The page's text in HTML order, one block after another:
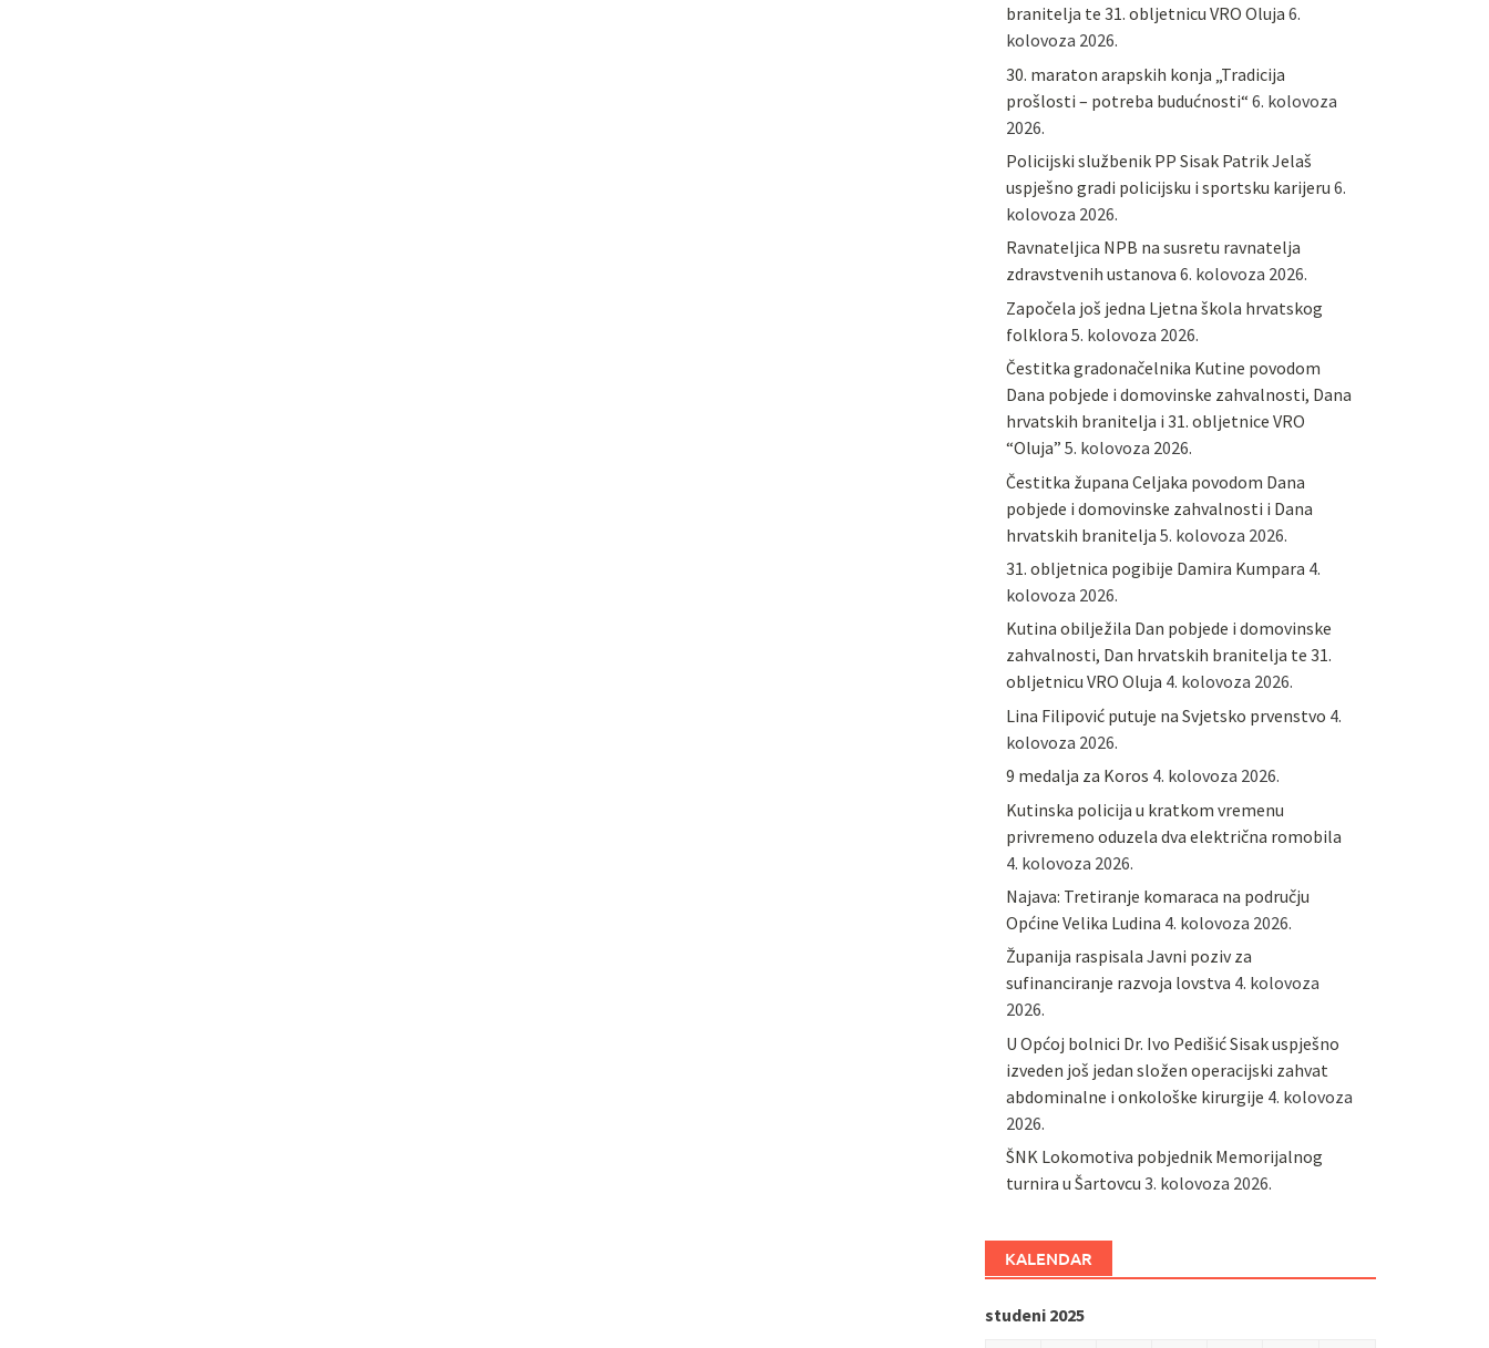
branitelja te 31. obljetnicu VRO Oluja 6.
kolovoza 2026.
30. maraton arapskih konja „Tradicija
prošlosti – potreba budućnosti“ 6. kolovoza
2026.
Policijski službenik PP Sisak Patrik Jelaš
uspješno gradi policijsku i sportsku karijeru 6.
kolovoza 2026.
Ravnateljica NPB na susretu ravnatelja
zdravstvenih ustanova 6. kolovoza 2026.
Započela još jedna Ljetna škola hrvatskog
folklora 5. kolovoza 2026.
Čestitka gradonačelnika Kutine povodom
Dana pobjede i domovinske zahvalnosti, Dana
hrvatskih branitelja i 31. obljetnice VRO
“Oluja” 5. kolovoza 2026.
Čestitka župana Celjaka povodom Dana
pobjede i domovinske zahvalnosti i Dana
hrvatskih branitelja 5. kolovoza 2026.
31. obljetnica pogibije Damira Kumpara 4.
kolovoza 2026.
Kutina obilježila Dan pobjede i domovinske
zahvalnosti, Dan hrvatskih branitelja te 31.
obljetnicu VRO Oluja 4. kolovoza 2026.
Lina Filipović putuje na Svjetsko prvenstvo 4.
kolovoza 2026.
9 medalja za Koros 4. kolovoza 2026.
Kutinska policija u kratkom vremenu
privremeno oduzela dva električna romobila
4. kolovoza 2026.
Najava: Tretiranje komaraca na području
Općine Velika Ludina 4. kolovoza 2026.
Županija raspisala Javni poziv za
sufinanciranje razvoja lovstva 4. kolovoza
2026.
U Općoj bolnici Dr. Ivo Pedišić Sisak uspješno
izveden još jedan složen operacijski zahvat
abdominalne i onkološke kirurgije 4. kolovoza
2026.
ŠNK Lokomotiva pobjednik Memorijalnog
turnira u Šartovcu 3. kolovoza 2026.
KALENDAR
studeni 2025